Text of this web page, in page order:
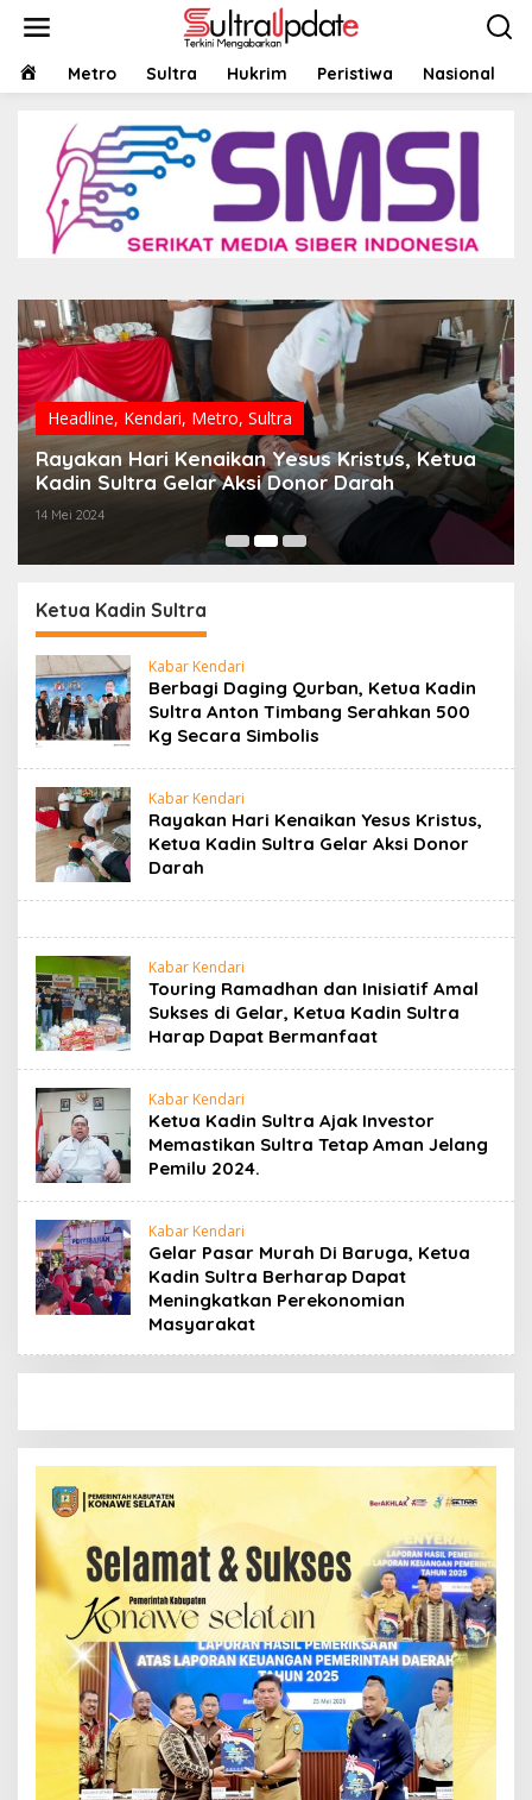
HOMEMetro Sultra Hukrim Peristiwa Nasional
Headline, Kendari, Metro, Sultra
Rayakan Hari Kenaikan Yesus Kristus, Ketua
Kadin Sultra Gelar Aksi Donor Darah
14 Mei 2024
Ketua Kadin Sultra
Kabar Kendari
Berbagi Daging Qurban, Ketua Kadin
Sultra Anton Timbang Serahkan 500
Kg Secara Simbolis
Kabar Kendari
Rayakan Hari Kenaikan Yesus Kristus,
Ketua Kadin Sultra Gelar Aksi Donor
Darah
Kabar Kendari
Touring Ramadhan dan Inisiatif Amal
Sukses di Gelar, Ketua Kadin Sultra
Harap Dapat Bermanfaat
Kabar Kendari
Ketua Kadin Sultra Ajak Investor
Memastikan Sultra Tetap Aman Jelang
Pemilu 2024.
Kabar Kendari
Gelar Pasar Murah Di Baruga, Ketua
Kadin Sultra Berharap Dapat
Meningkatkan Perekonomian
Masyarakat